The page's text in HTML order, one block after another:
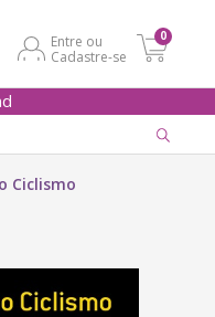
Entre ou
Cadastre-se
0
Ciclismo